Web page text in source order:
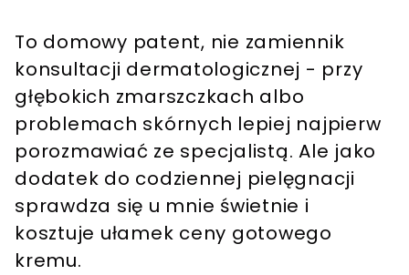
To domowy patent, nie zamiennik
konsultacji dermatologicznej - przy
głębokich zmarszczkach albo
problemach skórnych lepiej najpierw
porozmawiać ze specjalistą. Ale jako
dodatek do codziennej pielęgnacji
sprawdza się u mnie świetnie i
kosztuje ułamek ceny gotowego
kremu.